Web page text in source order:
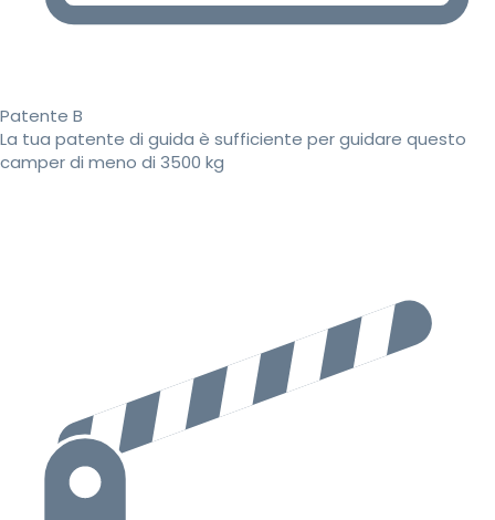
Patente B
La tua patente di guida è sufficiente per guidare questo
camper di meno di 3500 kg